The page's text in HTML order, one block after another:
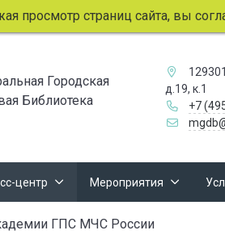
страниц сайта, вы
Городская
Библиотека
д.19, к.1
+7
центр Мероприятия
ГПС МЧС России